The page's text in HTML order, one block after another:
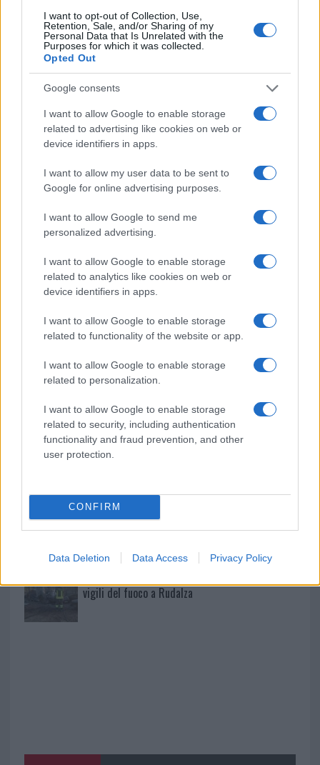
I want to opt-out of Collection, Use,
Retention, Sale, and/or Sharing of my
Personal Data that Is Unrelated with the
Purposes for which it was collected.
Opted Out
Google consents
I want to allow Google to enable storage
related to advertising like cookies on web or
device identifiers in apps.
I want to allow my user data to be sent to
Google for online advertising purposes.
I want to allow Google to send me
personalized advertising.
I want to allow Google to enable storage
related to analytics like cookies on web or
device identifiers in apps.
I want to allow Google to enable storage
related to functionality of the website or app.
I want to allow Google to enable storage
related to personalization.
I want to allow Google to enable storage
related to security, including authentication
functionality and fraud prevention, and other
user protection.
CONFIRM
Data Deletion Data Access Privacy Policy
Condividi l'articolo
F
a
ce
b
o
o
k
T
w
it
te
r
Pi
n
te
re
st
W
h
s
A
p
p
S
h
re
Articolo precedente
Prossimo articolo
NOTIZIE RECENTI
Sangue, musica e solidarietà con Avis Olbia al
Delta Center
Meteo Olbia 9 agosto, temperature in calo
Salmo finisce in ospedale a Catania, ma il tour
mondo per una notte
Giorgia Meloni a La Maddalena, la vicesindaco:
Incendio nella notte a Olbia, a fuoco due furgoni
vigili del fuoco a Rudalza